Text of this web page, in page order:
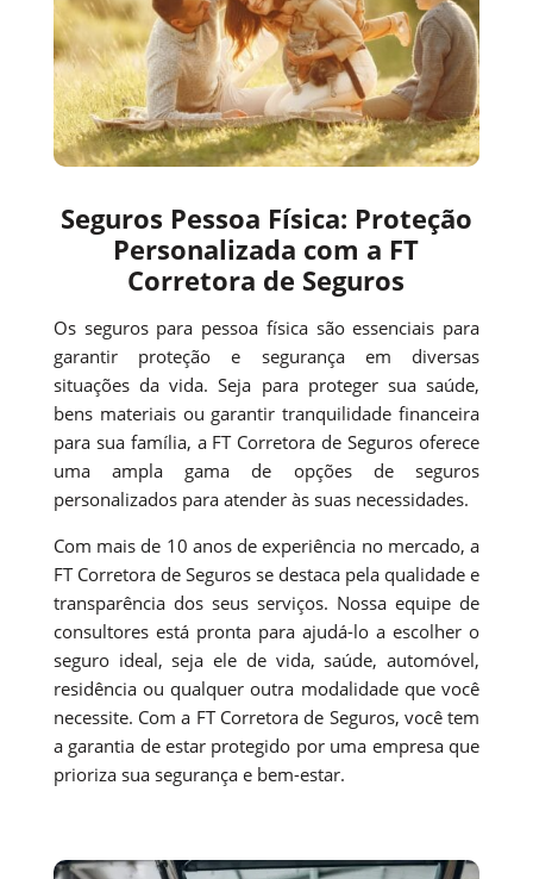
Seguros Pessoa Física: Proteção
Personalizada com a FT
Corretora de Seguros
Os seguros para pessoa física são essenciais para
garantir proteção e segurança em diversas
situações da vida. Seja para proteger sua saúde,
bens materiais ou garantir tranquilidade financeira
para sua família, a FT Corretora de Seguros oferece
uma ampla gama de opções de seguros
personalizados para atender às suas necessidades.
Com mais de 10 anos de experiência no mercado, a
FT Corretora de Seguros se destaca pela qualidade e
transparência dos seus serviços. Nossa equipe de
consultores está pronta para ajudá-lo a escolher o
seguro ideal, seja ele de vida, saúde, automóvel,
residência ou qualquer outra modalidade que você
necessite. Com a FT Corretora de Seguros, você tem
a garantia de estar protegido por uma empresa que
prioriza sua segurança e bem-estar.